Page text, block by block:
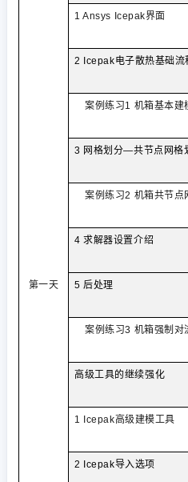
第一天
1 Ansys Icepak界面
2 Icepak电子散热基础流
案例练习1 机箱基本建
3 网格划分—共节点网格
案例练习2 机箱共节点
4求解器设置介绍
5 后处理
案例练习3 机箱强制对
高级工具的继续强化
1 Icepak高级建模工具
2 Icepak导入选项